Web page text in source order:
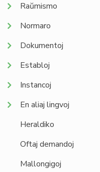
Raŭmismo
Normaro
Dokumentoj
Establoj
Instancoj
En aliaj lingvoj
Heraldiko
Oftaj demandoj
Mallongigoj